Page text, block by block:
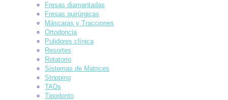
Fresas diamantadas
Fresas quirúrgicas
Máscaras y Tracciones
Ortodoncia
Pulidores clínica
Resortes
Rotatorio
Sistemas de Matrices
Stripping
TADs
Tipodonto